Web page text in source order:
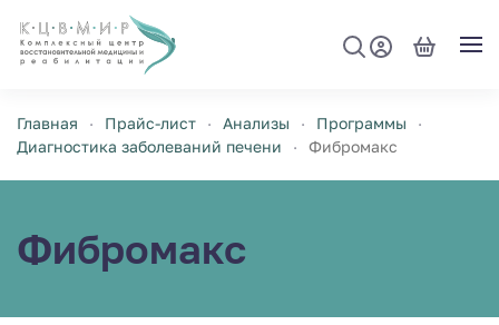
Перейти к содержимому
Главная Прайс-лист Анализы
Программы
Диагностика заболеваний печени
Фибромакс
Фибромакс